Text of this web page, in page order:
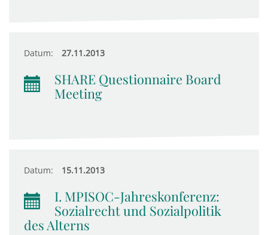
Datum: 27.11.2013
SHARE Questionnaire Board
Meeting
Datum: 15.11.2013
I. MPISOC-Jahreskonferenz:
Sozialrecht und Sozialpolitik
des Alterns